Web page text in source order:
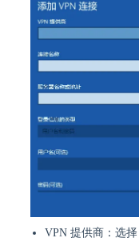
VPN 提供商：选择